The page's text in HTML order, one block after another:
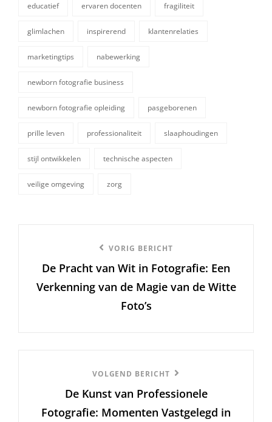
educatief ervaren docenten fragiliteit
glimlachen inspirerend klantenrelaties
marketingtips nabewerking
newborn fotografie business
newborn fotografie opleiding pasgeborenen
prille leven professionaliteit slaaphoudingen
stijl ontwikkelen technische aspecten
veilige omgeving zorg
bericht
VORIG BERICHT
De Pracht van Wit in Fotografie: Een
Verkenning van de Magie van de Witte
Foto’s
Bericht
VOLGEND BERICHT
De Kunst van Professionele
Fotografie: Momenten Vastgelegd in